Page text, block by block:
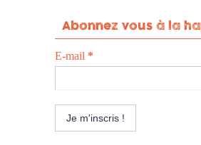
Abonnez vous à la
E-mail *